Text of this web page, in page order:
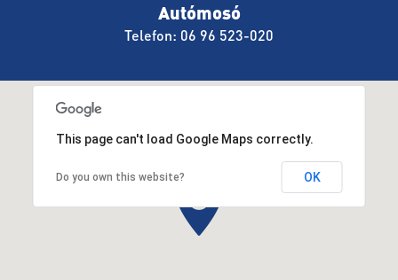
Autómosó
Telefon: 06 96 523-020
This page can't load Google Maps correctly.
Do you own this website? OK